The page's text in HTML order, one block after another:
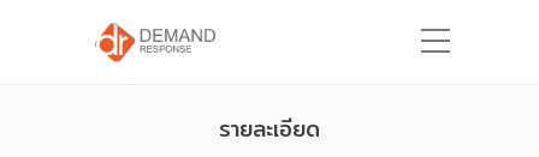
รายละเอียด